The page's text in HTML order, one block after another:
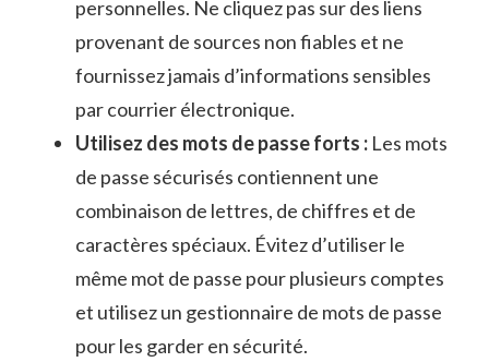
personnelles. Ne cliquez ‌pas sur des liens‌
provenant de sources non fiables et ne
⁣fournissez jamais d’informations sensibles
par courrier électronique.
Utilisez des⁤ mots⁢ de⁤ passe forts : Les mots
de passe⁢ sécurisés contiennent une
‍combinaison de lettres, de ​chiffres et de
caractères spéciaux. Évitez‌ d’utiliser le
même‍ mot de passe pour plusieurs comptes
et utilisez un gestionnaire de mots de passe
pour les garder en sécurité.